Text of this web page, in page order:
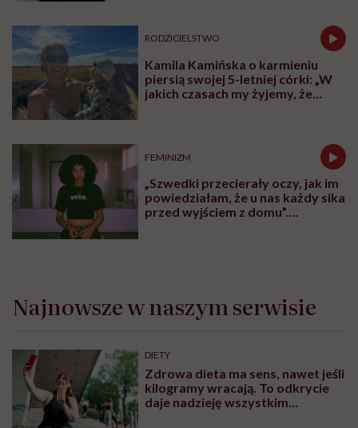
To również rozmowa o bardzo konkretnych
rozwiązaniach, które zmieniają polskie szpitale:
Domach Ronalda McDonalda, pokojach rodzinnych i
tysiącach łóżek dla rodziców, dzięki którym opieka nad
dzieckiem staje się bardziej ludzka. Bo kiedy choruje
dziecko, wsparcia potrzebuje cała rodzina.
#Aktywistka. Sprawia, że pewne rzeczy się
inicjują, łączy ludzi i projekty, kocha
może się czaić za rogiem
Zobacz profil